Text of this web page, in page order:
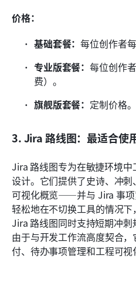
价格：
基础套餐：每位创作者
专业版套餐：每位创作
费）。
旗舰版套餐： 定制价格。
3. Jira 路线图：最适合使
Jira 路线图专为在敏捷环境
设计。它们提供了史诗、冲
可视化概览——并与 Jira 事项
轻松地在不切换工具的情况下
Jira 路线图同时支持短期冲刺
由于与开发工作流高度契合
付、待办事项管理和工程可视